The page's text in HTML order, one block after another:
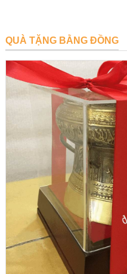
QUÀ TẶNG BẰNG ĐỒNG